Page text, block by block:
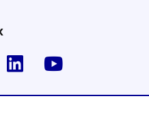
FacebookLinkedin